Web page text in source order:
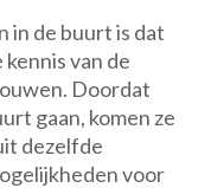
in de buurt is dat
van de
Doordat
gaan, komen ze
dezelfde
voor